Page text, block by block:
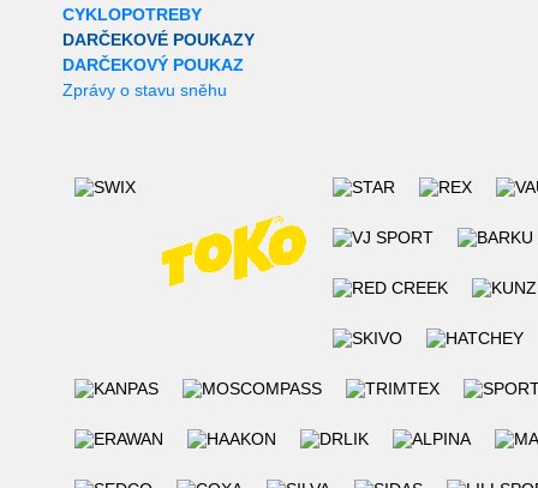
CYKLOPOTREBY
DARČEKOVÉ POUKAZY
DARČEKOVÝ POUKAZ
Zprávy o stavu sněhu